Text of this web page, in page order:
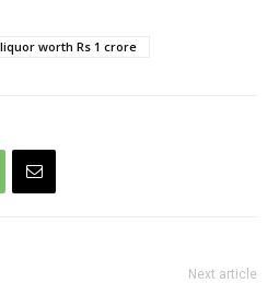
worth Rs 1 crore
Next article